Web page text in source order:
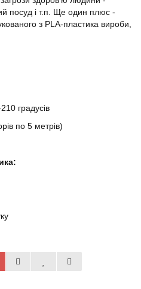
посуд і т.п. Ще один плюс -
з PLA-пластика вироби,
градусів
по 5 метрів)